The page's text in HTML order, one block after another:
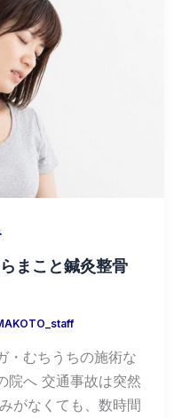
まこと鍼灸整骨
・むちうちの施術な
院へ 交通事故は突然
がなくても、数時間